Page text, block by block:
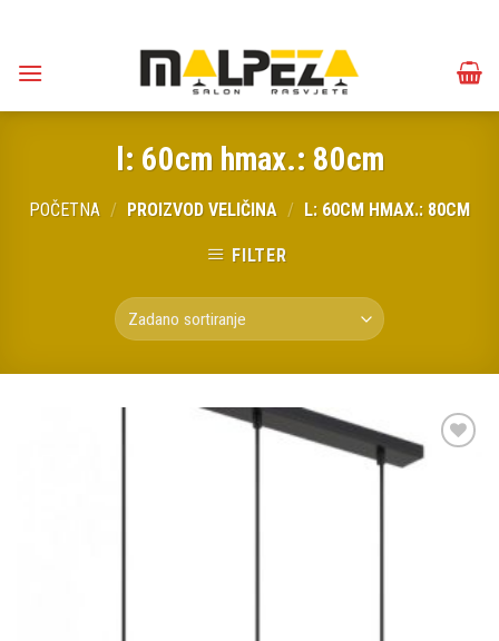
content
l: 60cm hmax.: 80cm
POČETNA / PROIZVOD VELIČINA / L: 60CM HMAX.: 80CM
FILTER